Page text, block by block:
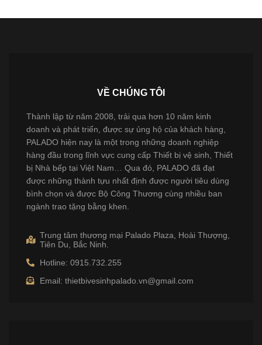
VỀ CHÚNG TÔI
Thành lập từ năm 2008, trải qua hơn 10 năm kinh
doanh và phát triển, được sự ủng hộ của khách hàng,
PALADO hiện nay là một trong những doanh nghiệp
hàng đầu trong lĩnh vực cung cấp Thiết bị vệ sinh, Thiết
bị Nhà bếp tại Việt Nam… Qua đó, PALADO đã đạt
được những thành tựu nhất định được người tiêu dùng
bình chọn và được Bộ Công Thương cùng nhiều ban
ngành trao tặng bằng khen.
Trung tâm thương mại Palado Plaza, Hoài Thượng,
Tiên Du, Bắc Ninh.
Hotline: 0915.732.255
Email: thietbivesinhpalado.vn@gmail.com